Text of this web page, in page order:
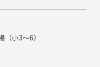
小3～6）